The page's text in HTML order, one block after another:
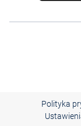
Polityka